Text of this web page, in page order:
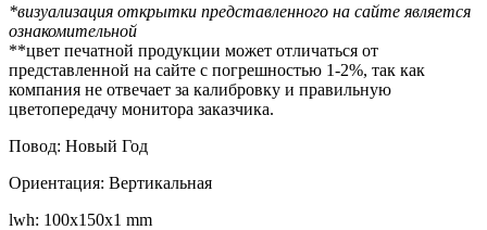
*визуализация открытки представленного на сайте является
ознакомительной
**цвет печатной продукции может отличаться от
представленной на сайте с погрешностью 1-2%, так как
компания не отвечает за калибровку и правильную
цветопередачу монитора заказчика.
Повод: Новый Год
Ориентация: Вертикальная
lwh: 100x150x1 mm